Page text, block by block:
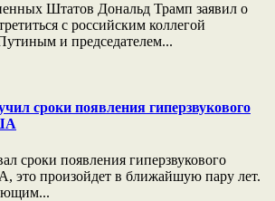
Штатов Дональд Трамп заявил о
с российским коллегой
и председателем...
сроки появления гиперзвукового
сроки появления гиперзвукового
это произойдет в ближайшую пару лет.